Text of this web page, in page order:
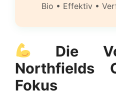
Bio • Effektiv •
Die
Northfields
Fokus